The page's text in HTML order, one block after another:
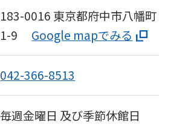
183-0016 東京都府中市八幡町
1-9
Google mapでみる
042-366-8513
毎週金曜日 及び季節休館日
the
link
below
(start
translation)
to